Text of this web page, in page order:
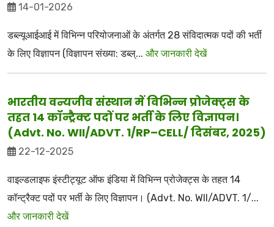
14-01-2026
डब्ल्यूआईआई में विभिन्न परियोजनाओं के अंतर्गत 28 संविदात्मक पदों की भर्ती
के लिए विज्ञापन (विज्ञापन संख्या: डब्ल्... और जानकारी देखें
भारतीय वन्यजीव संस्थान में विभिन्न प्रोजेक्ट्स के
तहत 14 कॉन्ट्रैक्ट पदों पर भर्ती के लिए विज्ञापन।
(Advt. No. WII/ADVT. 1/RP–CELL/ दिसंबर, 2025)
22-12-2025
वाइल्डलाइफ इंस्टीट्यूट ऑफ इंडिया में विभिन्न प्रोजेक्ट्स के तहत 14
कॉन्ट्रैक्ट पदों पर भर्ती के लिए विज्ञापन। (Advt. No. WII/ADVT. 1/...
और जानकारी देखें